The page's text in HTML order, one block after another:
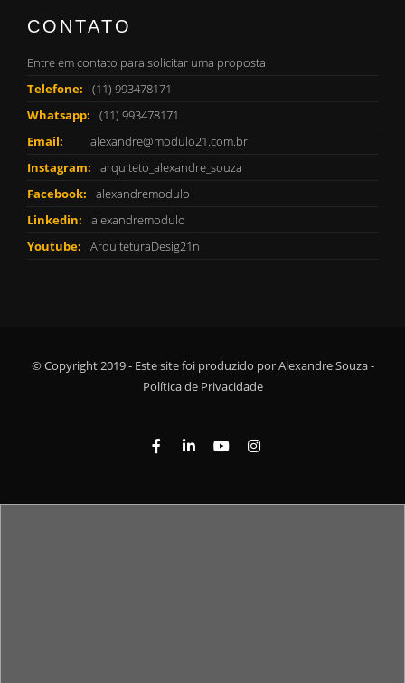
CONTATO
Entre em contato para solicitar uma proposta
Telefone:
(11) 993478171
Whatsapp:
(11) 993478171
Email:
alexandre@modulo21.com.br
Instagram:
arquiteto_alexandre_souza
Facebook:
alexandremodulo
Linkedin:
alexandremodulo
Youtube:
ArquiteturaDesig21n
© Copyright 2019 - Este site foi produzido por Alexandre Souza -
Política de Privacidade